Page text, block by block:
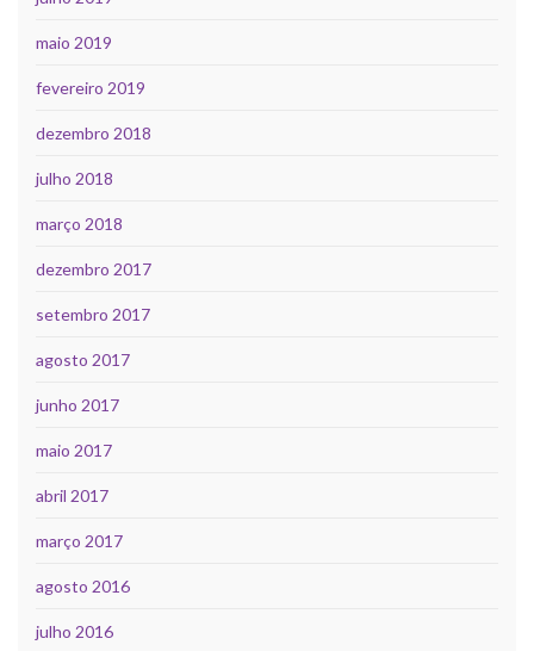
maio 2019
fevereiro 2019
dezembro 2018
julho 2018
março 2018
dezembro 2017
setembro 2017
agosto 2017
junho 2017
maio 2017
abril 2017
março 2017
agosto 2016
julho 2016